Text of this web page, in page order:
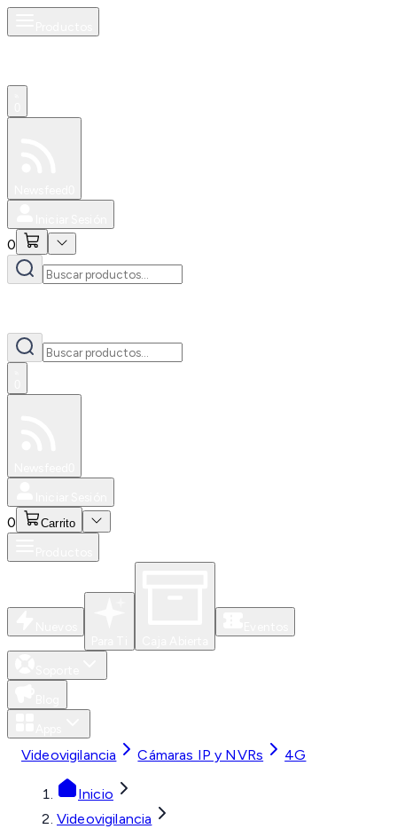
0
0 Carrito
Videovigilancia Cámaras IP y NVRs 4G
Inicio
Videovigilancia